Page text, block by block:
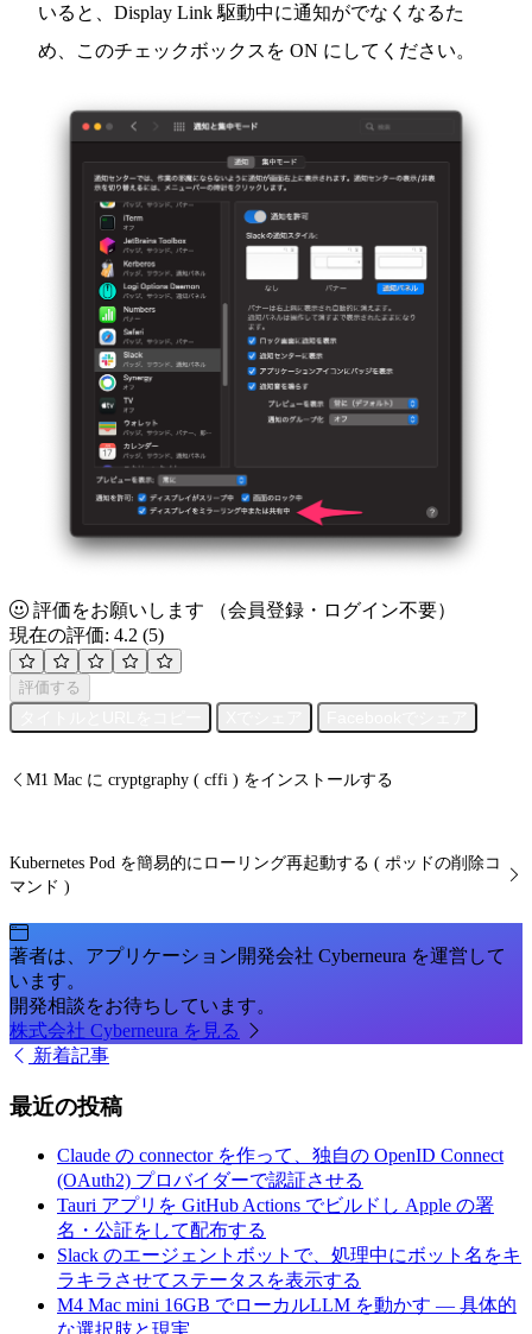
いると、Display Link 駆動中に通知がでなくなるた
め、このチェックボックスを ON にしてください。
評価をお願いします
（会員登録・ログイン不要）
現在の評価: 4.2 (5)
評価する
M1 Mac に cryptgraphy ( cffi ) をインストールする
Kubernetes Pod を簡易的にローリング再起動する ( ポッドの削除コ
マンド )
著者は、アプリケーション開発会社 Cyberneura を運営して
います。
開発相談をお待ちしています。
株式会社 Cyberneura を見る
新着記事
最近の投稿
Claude の connector を作って、独自の OpenID Connect
(OAuth2) プロバイダーで認証させる
Tauri アプリを GitHub Actions でビルドし Apple の署
名・公証をして配布する
Slack のエージェントボットで、処理中にボット名をキ
ラキラさせてステータスを表示する
M4 Mac mini 16GB でローカルLLM を動かす — 具体的